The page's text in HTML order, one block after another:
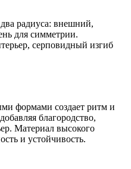
радиуса: внешний,
для симметрии.
серповидный изгиб
формами создает ритм и
благородство,
Материал высокого
и устойчивость.